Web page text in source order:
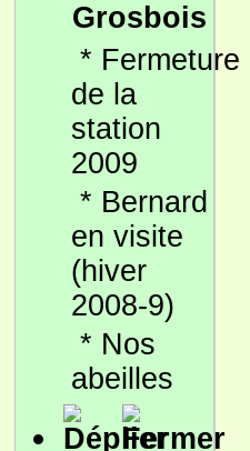
Grosbois
* Fermeture
de la
station
2009
* Bernard
en visite
(hiver
2008-9)
* Nos
abeilles